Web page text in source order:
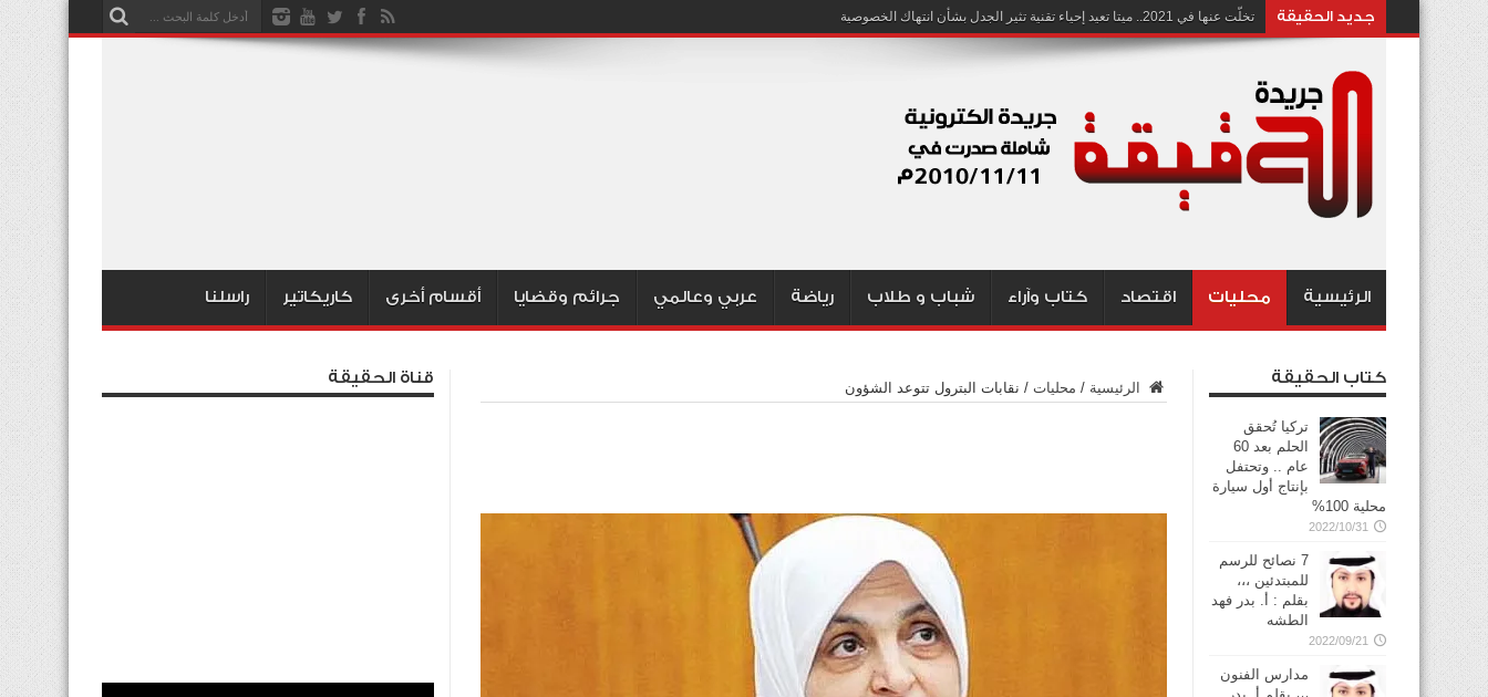
جديد الحقيقة تخلّت عنها في 2021.. ميتا تعيد إحياء تقنية تثير الجدل بشأن انتهاك الخصوصية
الرئيسية محليات اقتصاد كتاب وآراء شباب و طلاب رياضة عربي وعالمي جرائم وقضايا أقسام أخرى كاريكاتير راسلنا
الرئيسية / محليات / نقابات البترول تتوعد الشؤون
كتاب الحقيقة
تركيا تُحقق
الحلم بعد 60
عام .. وتحتفل
بإنتاج أول سيارة
محلية 100%
2022/10/31
7 نصائح للرسم
للمبتدئين ،،،
بقلم : أ. بدر فهد
الطشه
2022/09/21
مدارس الفنون
قناة الحقيقة